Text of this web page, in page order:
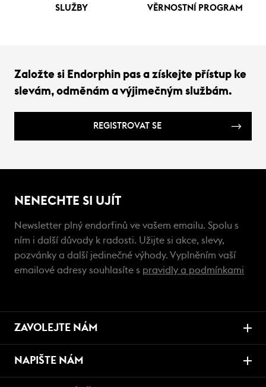
SLUŽBY VĚRNOSTNÍ PROGRAM
Založte si Endorphin pas a získejte přístup ke
slevám, odměnám a výjimečným službám.
REGISTROVAT SE
NENECHTE SI UJÍT
Newsletter plný endorfinů ve vašem emailu. Spolu s
ním i další důvody k radosti. Užijte si akce, slevy,
pozvánky a další jedinečné výhody. Vyplněním vaší
emailové adresy souhlasíte s pravidly a podmínkami
ZAVOLEJTE NÁM
NAPIŠTE NÁM